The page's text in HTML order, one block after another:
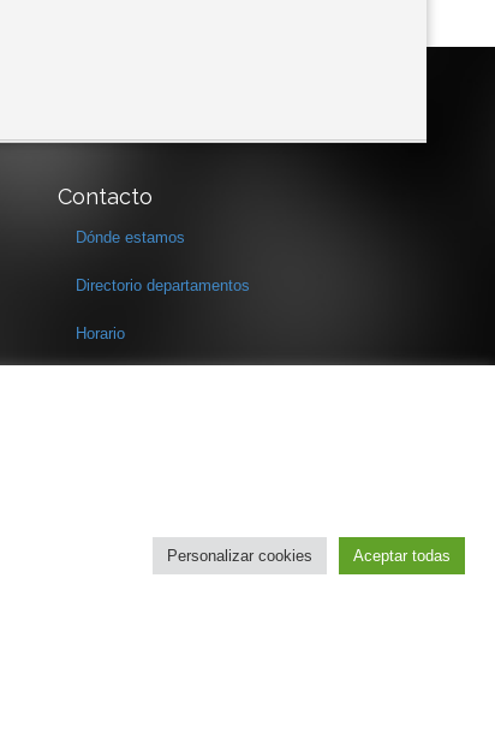
Contacto
Dónde estamos
Directorio departamentos
Horario
Personalizar cookies Aceptar todas